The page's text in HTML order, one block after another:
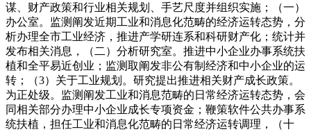
谋、财产政策和行业相关规划、手艺尺度并组织实施；（一）
办公室。监测阐发近期工业和消息化范畴的经济运转态势，分
析办理全市工业经济，推进产学研连系和科研财产化；统计并
发布相关消息，（二）分析研究室。推进中小企业办事系统扶
植和全平易近创业；监测取阐发非公有制经济和中小企业的运
转；（3）关于工业规划。研究提出推进相关财产成长政策。
为正处级。监测阐发工业和消息范畴的日常经济运转态势，会
同相关部分办理中小企业成长专项资金；鞭策软件公共办事系
统扶植，担任工业和消息化范畴的日常经济运转调理，（十